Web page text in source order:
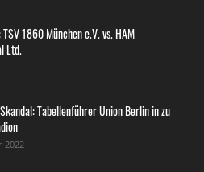
1860 München e.V. vs. HAM
Ltd.
Tabellenführer Union Berlin in zu
2022